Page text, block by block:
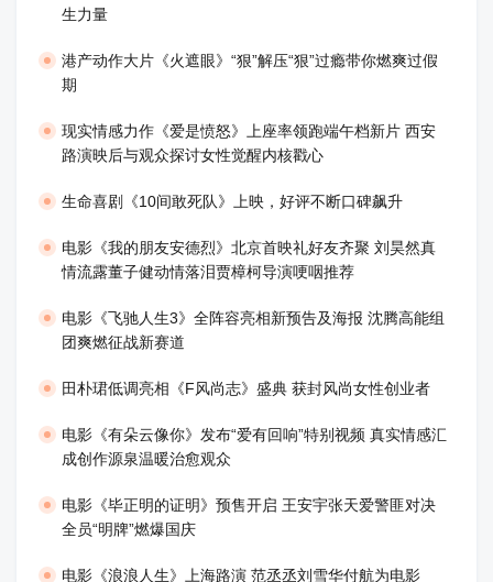
生力量
港产动作大片《火遮眼》“狠”解压“狠”过瘾带你燃爽过假
期
现实情感力作《爱是愤怒》上座率领跑端午档新片 西安
路演映后与观众探讨女性觉醒内核戳心
生命喜剧《10间敢死队》上映，好评不断口碑飙升
​电影《我的朋友安德烈》北京首映礼好友齐聚 刘昊然真
情流露董子健动情落泪贾樟柯导演哽咽推荐
电影《飞驰人生3》全阵容亮相新预告及海报 沈腾高能组
团爽燃征战新赛道
田朴珺低调亮相《F风尚志》盛典 获封风尚女性创业者
电影《有朵云像你》发布“爱有回响”特别视频 真实情感汇
成创作源泉温暖治愈观众
​电影《毕正明的证明》预售开启 王安宇张天爱警匪对决
全员“明牌”燃爆国庆
​电影《浪浪人生》上海路演 范丞丞刘雪华付航为电影